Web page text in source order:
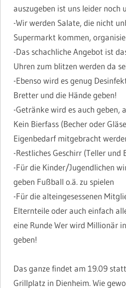
auszugeben ist uns leider noch
-Wir werden Salate, die nicht
Supermarkt kommen,
-Das schachliche Angebot ist
Uhren zum blitzen werden da
-Ebenso wird es genug
Bretter und die Hände geben!
-Getränke wird es auch geben,
Kein Bierfass (Becher oder
Eigenbedarf mitgebracht
-Restliches Geschirr (Teller und
-Für die Kinder/Jugendlichen
geben Fußball o.ä. zu spielen
-Für die alteingesessenen
Elternteile oder auch einfach
eine Runde Wer wird Millionär
geben!
Das ganze findet am 19.09
Grillplatz in Dienheim. Wie